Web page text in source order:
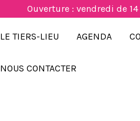
Ouverture : vendredi de
LE TIERS-LIEU AGENDA
NOUS CONTACTER